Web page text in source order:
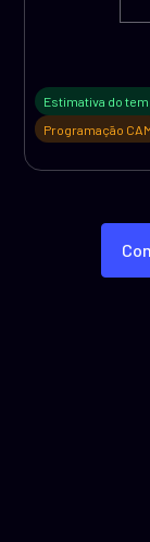
Estimativa do
Programação